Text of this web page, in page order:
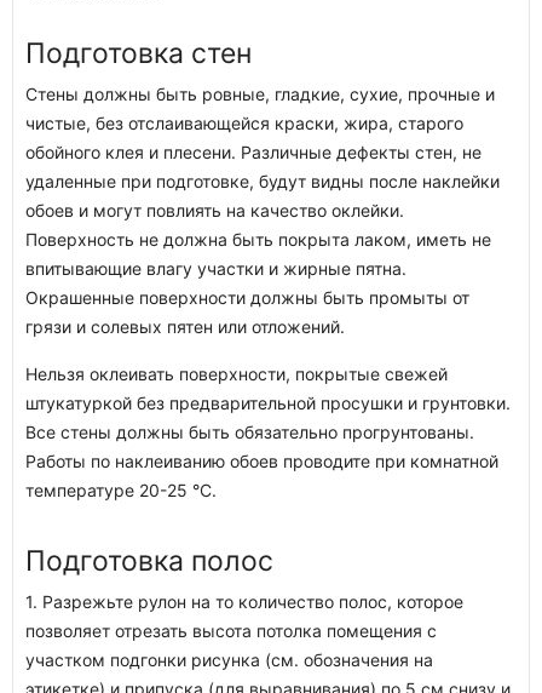
Подготовка стен
Стены должны быть ровные, гладкие, сухие, прочные и
чистые, без отслаивающейся краски, жира, старого
обойного клея и плесени. Различные дефекты стен, не
удаленные при подготовке, будут видны после наклейки
обоев и могут повлиять на качество оклейки.
Поверхность не должна быть покрыта лаком, иметь не
впитывающие влагу участки и жирные пятна.
Окрашенные поверхности должны быть промыты от
грязи и солевых пятен или отложений.
Нельзя оклеивать поверхности, покрытые свежей
штукатуркой без предварительной просушки и грунтовки.
Все стены должны быть обязательно прогрунтованы.
Работы по наклеиванию обоев проводите при комнатной
температуре 20-25 °C.
Подготовка полос
1. Разрежьте рулон на то количество полос, которое
позволяет отрезать высота потолка помещения с
участком подгонки рисунка (см. обозначения на
этикетке) и припуска (для выравнивания) по 5 см снизу и